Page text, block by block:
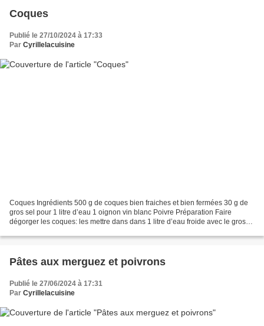
Coques
Publié le 27/10/2024 à 17:33
Par Cyrillelacuisine
Coques Ingrédients 500 g de coques bien fraiches et bien fermées 30 g de
gros sel pour 1 litre d’eau 1 oignon vin blanc Poivre Préparation Faire
dégorger les coques: les mettre dans dans 1 litre d’eau froide avec le gros
Pâtes aux merguez et poivrons
Publié le 27/06/2024 à 17:31
Par Cyrillelacuisine